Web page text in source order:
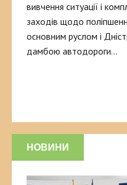
вивчення ситуації і
заходів щодо
основним руслом і
дамбою автодороги…
НОВИНИ